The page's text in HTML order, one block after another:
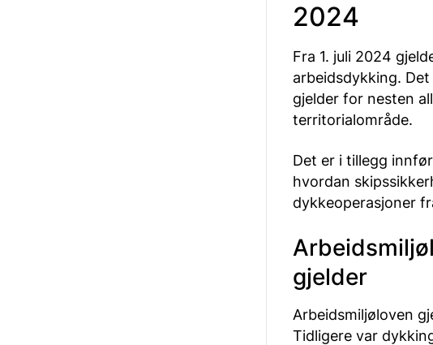
2024
Fra 1. juli 2024
arbeidsdykking.
gjelder for nesten
territorialområde.
Det er i tillegg
hvordan
dykkeoperasjoner
gjelder
Arbeidsmiljøloven
Tidligere var